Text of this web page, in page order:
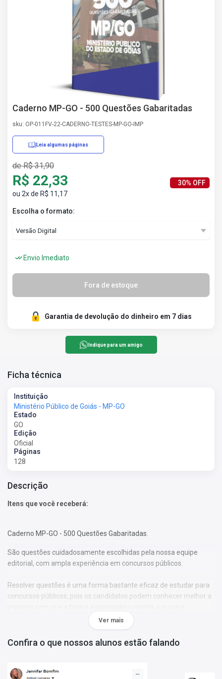
Caderno MP-GO - 500 Questões Gabaritadas
sku: OP-011FV-22-CADERNO-TESTES-MP-GO-IMP
Leia algumas páginas
de R$ 31,90
R$ 22,33
ou 2x de R$ 11,17
30% OFF
Escolha o formato:
Envio Imediato
Fora de estoque
Garantia de devolução do dinheiro em 7 dias
Indique para um amigo
Ficha técnica
Instituição
Ministério Público de Goiás - MP-GO
Estado
GO
Edição
Oficial
Páginas
128
Descrição
Itens que você receberá:
Caderno MP-GO - 500 Questões Gabaritadas.
São questões cuidadosamente escolhidas pela nossa equipe
editorial, com ampla experiência em concursos públicos.
Resolver questões é uma forma bastante eficaz de estudar para
concursos públicos, pois os candidatos podem conhecer melhor a
maneira com que a banca examinadora monta a prova e,
consequentemente, verificar como os temas são abordados ao
Ver mais
Confira o que nossos alunos estão falando